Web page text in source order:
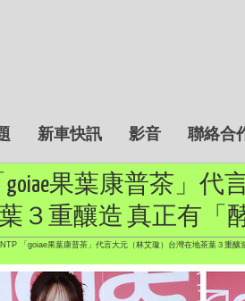
新車快訊 影音 聯絡合
「goiae果葉康普茶」
３重釀造 真正有「
「goiae果葉康普茶」代言大元（林艾璇）台灣在地茶葉３重釀